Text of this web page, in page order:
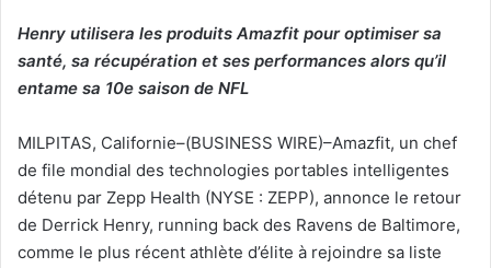
courriel
Henry utilisera les produits Amazfit pour optimiser sa
santé, sa récupération et ses performances alors qu’il
entame sa 10e saison de NFL
MILPITAS, Californie–(BUSINESS WIRE)–Amazfit, un chef
de file mondial des technologies portables intelligentes
détenu par Zepp Health (NYSE : ZEPP), annonce le retour
de Derrick Henry, running back des Ravens de Baltimore,
comme le plus récent athlète d’élite à rejoindre sa liste